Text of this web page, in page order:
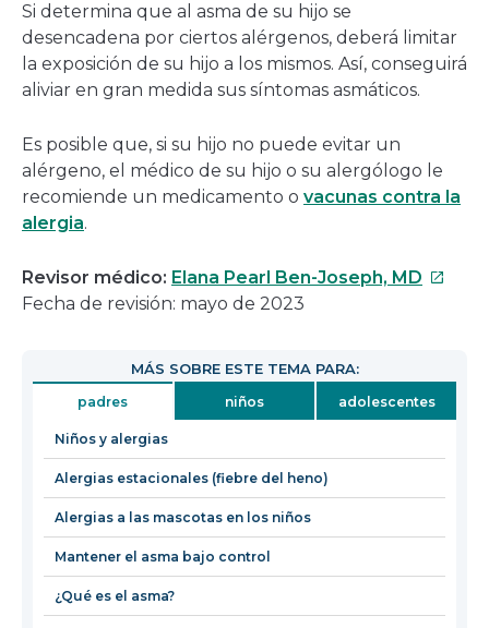
Si determina que al asma de su hijo se
desencadena por ciertos alérgenos, deberá limitar
la exposición de su hijo a los mismos. Así, conseguirá
aliviar en gran medida sus síntomas asmáticos.
Es posible que, si su hijo no puede evitar un
alérgeno, el médico de su hijo o su alergólogo le
recomiende un medicamento o vacunas contra la
alergia.
Revisor médico: Elana Pearl Ben-Joseph, MD Este
en
una
Fecha de revisión: mayo de 2023
MÁS SOBRE ESTE TEMA PARA:
padres niños adolescentes
Niños y alergias
Alergias estacionales (fiebre del heno)
Alergias a las mascotas en los niños
Mantener el asma bajo control
¿Qué es el asma?